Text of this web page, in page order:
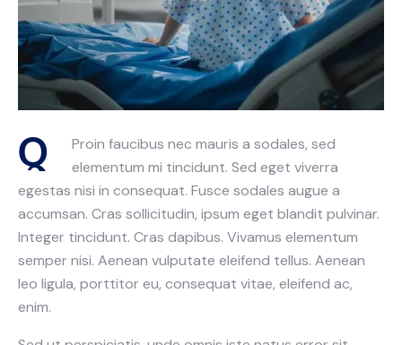
Q
Proin faucibus nec mauris a sodales, sed
elementum mi tincidunt. Sed eget viverra
egestas nisi in consequat. Fusce sodales augue a
accumsan. Cras sollicitudin, ipsum eget blandit pulvinar.
Integer tincidunt. Cras dapibus. Vivamus elementum
semper nisi. Aenean vulputate eleifend tellus. Aenean
leo ligula, porttitor eu, consequat vitae, eleifend ac,
enim.